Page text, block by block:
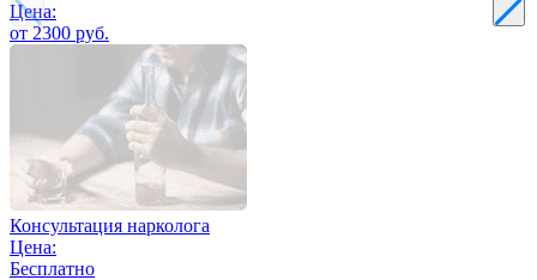
Цена:
от 2300 руб.
Консультация нарколога
Цена:
Бесплатно